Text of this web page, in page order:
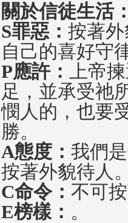
關於信徒生活
S罪惡： 按著
自己的喜好守
P應許： 上帝
足，並承受祂
憫人的，也要
勝。
A態度： 我們
按著外貌待人
C命令： 不可
E榜樣： 。